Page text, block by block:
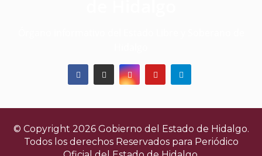
© Copyright 2026 Gobierno del Estado de Hidalgo.
Todos los derechos Reservados para Periódico